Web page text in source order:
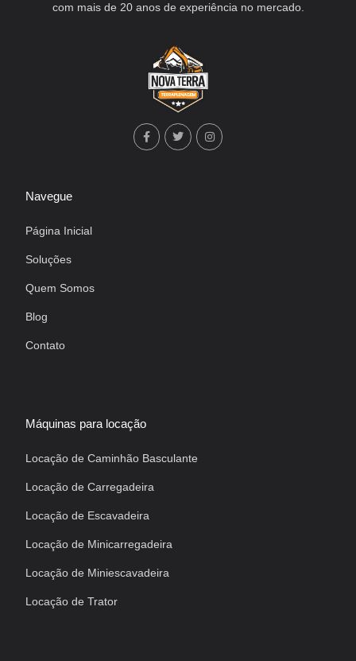
com mais de 20 anos de experiência no mercado.
Navegue
Página Inicial
Soluções
Quem Somos
Blog
Contato
Máquinas para locação
Locação de Caminhão Basculante
Locação de Carregadeira
Locação de Escavadeira
Locação de Minicarregadeira
Locação de Miniescavadeira
Locação de Trator